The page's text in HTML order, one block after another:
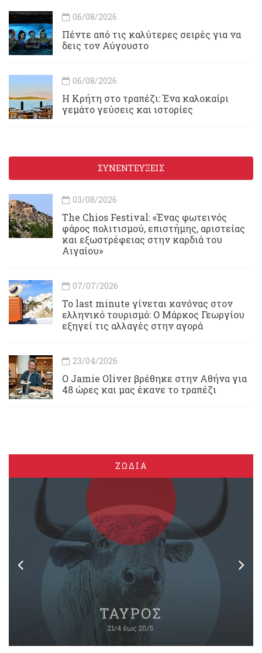
06/08/2026
Πέντε από τις καλύτερες σειρές για να
δεις τον Αύγουστο
06/08/2026
Η Κρήτη στο τραπέζι: Ένα καλοκαίρι
γεμάτο γεύσεις και ιστορίες
ΣΥΝΕΝΤΕΥΞΕΙΣ
03/08/2026
Τhe Chios Festival: «Ένας φωτεινός
φάρος πολιτισμού, επιστήμης, αριστείας
και εξωστρέφειας στην καρδιά του
Αιγαίου»
07/07/2026
Το last minute γίνεται κανόνας στον
ελληνικό τουρισμό: Ο Μάρκος Γεωργίου
εξηγεί τις αλλαγές στην αγορά
23/04/2026
Ο Jamie Oliver βρέθηκε στην Αθήνα για
48 ώρες και μας έκανε το τραπέζι
ΖΩΔΙΑ